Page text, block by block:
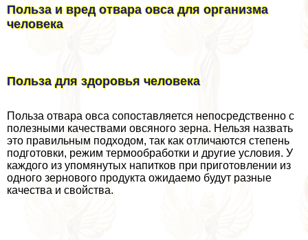
Польза и вред отвара овса для организма
человека
Польза для здоровья человека
Польза отвара овса сопоставляется непосредственно с
полезными качествами овсяного зерна. Нельзя назвать
это правильным подходом, так как отличаются степень
подготовки, режим термообработки и другие условия. У
каждого из упомянутых напитков при приготовлении из
одного зернового продукта ожидаемо будут разные
качества и свойства.